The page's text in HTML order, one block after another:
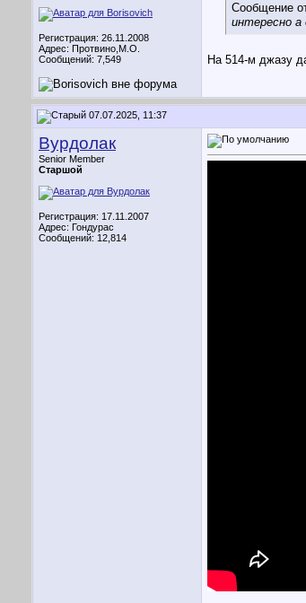
Регистрация: 26.11.2008
Адрес: Протвино,М.О.
Сообщений: 7,549
Сообщение
интересно
На 514-м джазу
07.07.2025, 11:37
Вурдолак
Senior Member
Старшой
Регистрация: 17.11.2007
Адрес: Гондурас
Сообщений: 12,814